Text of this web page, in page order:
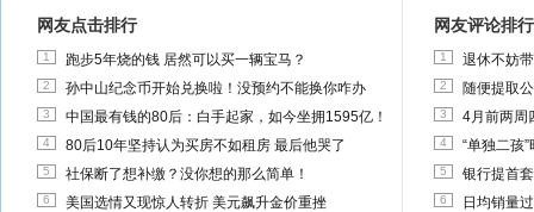
网友点击排行
1 跑步5年烧的钱 居然可以买一辆宝马？
2 孙中山纪念币开始兑换啦！没预约不能换你咋办
3 中国最有钱的80后：白手起家，如今坐拥1595亿！
4 80后10年坚持认为买房不如租房 最后他哭了
5 社保断了想补缴？没你想的那么简单！
6 美国选情又现惊人转折 美元飙升金价重挫
网友评论排行
1 退休不妨
2 随便提取
3 4月前两周
4 “单独二孩
5 银行提首
6 日均销量